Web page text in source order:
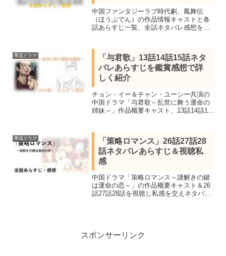
中国ファンタジーラブ時代劇、鳳舞伝
（ほうぶでん）の作品情報キャストと各
話あらすじ一覧、全話ネタバレ感想を最
ー・カイチョンなど豪華キャストが集結
させ再生数10億回を突破した話題作。
華流ドラマ
「与君歌」13話14話15話ネタ
バレあらすじを鑑賞感想で詳
しく紹介
チョン・イー＆チャン・ユーシー共演の
中国ドラマ「与君歌～乱世に舞う運命の
姉妹～」作品概要キャスト、13話14話15
歴史事件をベース描かれたファンタジー
歴史ドラマ。
華流ドラマ
「策略ロマンス」26話27話28
話ネタバレあらすじ＆視聴私
感
中国ドラマ「策略ロマンス～謎解きの鍵
は運命の恋～」の作品概要キャスト＆26
話27話28話を視聴し私感を交えネタバレ
スポンサーリンク